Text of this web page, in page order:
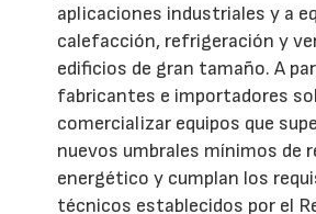
aplicaciones industriales y a
calefacción, refrigeración y
edificios de gran tamaño. A
fabricantes e importadores
comercializar equipos que
nuevos umbrales mínimos de
energético y cumplan los
técnicos establecidos por el